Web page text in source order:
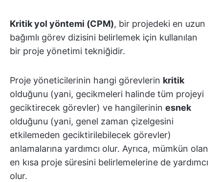
Kritik yol yöntemi (CPM), bir projedeki en uzun
bağımlı görev dizisini belirlemek için kullanılan
bir proje yönetimi tekniğidir.
Proje yöneticilerinin hangi görevlerin kritik
olduğunu (yani, gecikmeleri halinde tüm projeyi
geciktirecek görevler) ve hangilerinin esnek
olduğunu (yani, genel zaman çizelgesini
etkilemeden geciktirilebilecek görevler)
anlamalarına yardımcı olur. Ayrıca, mümkün olan
en kısa proje süresini belirlemelerine de yardımcı
olur.